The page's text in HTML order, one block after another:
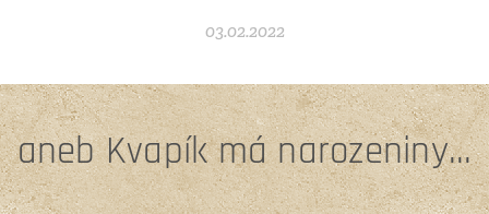
03.02.2022
aneb Kvapík má narozeniny...